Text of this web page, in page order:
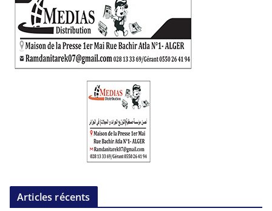
Articles récents